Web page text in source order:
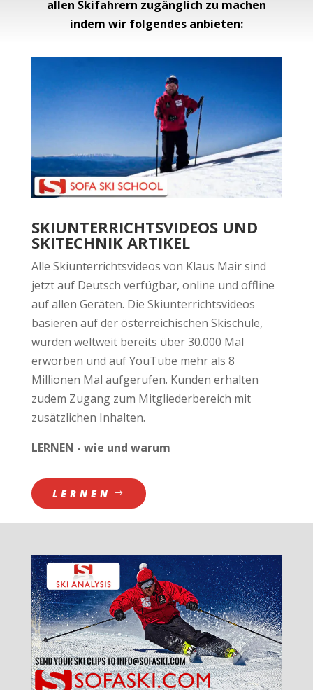
allen Skifahrern zugänglich zu machen
indem wir folgendes anbieten:
SKIUNTERRICHTSVIDEOS UND
SKITECHNIK ARTIKEL
Alle Skiunterrichtsvideos von Klaus Mair sind
jetzt auf Deutsch verfügbar, online und offline
auf allen Geräten. Die Skiunterrichtsvideos
basieren auf der österreichischen Skischule,
wurden weltweit bereits über 30.000 Mal
erworben und auf YouTube mehr als 8
Millionen Mal aufgerufen. Kunden erhalten
zudem Zugang zum Mitgliederbereich mit
zusätzlichen Inhalten.
LERNEN - wie und warum
LERNEN